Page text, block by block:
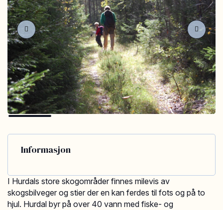
I Hurdals store skogområder finnes milevis av
skogsbilveger og stier der en kan ferdes til fots og på to
hjul. Hurdal byr på over 40 vann med fiske- og
Informasjon